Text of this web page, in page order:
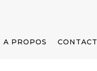
A PROPOS CONTACT